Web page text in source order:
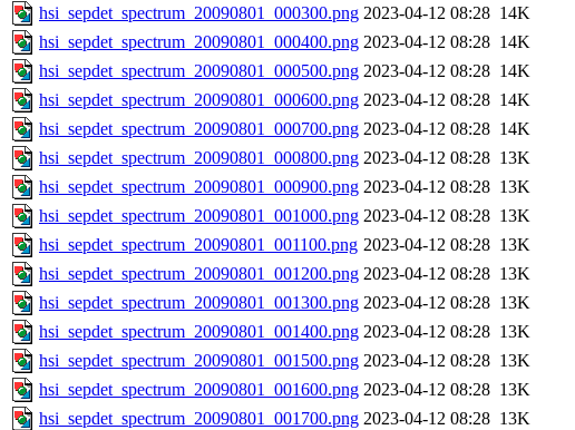
hsi_sepdet_spectrum_20090801_000300.png 2023-04-12 08:28 14K
hsi_sepdet_spectrum_20090801_000400.png 2023-04-12 08:28 14K
hsi_sepdet_spectrum_20090801_000500.png 2023-04-12 08:28 14K
hsi_sepdet_spectrum_20090801_000600.png 2023-04-12 08:28 14K
hsi_sepdet_spectrum_20090801_000700.png 2023-04-12 08:28 14K
hsi_sepdet_spectrum_20090801_000800.png 2023-04-12 08:28 13K
hsi_sepdet_spectrum_20090801_000900.png 2023-04-12 08:28 13K
hsi_sepdet_spectrum_20090801_001000.png 2023-04-12 08:28 13K
hsi_sepdet_spectrum_20090801_001100.png 2023-04-12 08:28 13K
hsi_sepdet_spectrum_20090801_001200.png 2023-04-12 08:28 13K
hsi_sepdet_spectrum_20090801_001300.png 2023-04-12 08:28 13K
hsi_sepdet_spectrum_20090801_001400.png 2023-04-12 08:28 13K
hsi_sepdet_spectrum_20090801_001500.png 2023-04-12 08:28 13K
hsi_sepdet_spectrum_20090801_001600.png 2023-04-12 08:28 13K
hsi_sepdet_spectrum_20090801_001700.png 2023-04-12 08:28 13K